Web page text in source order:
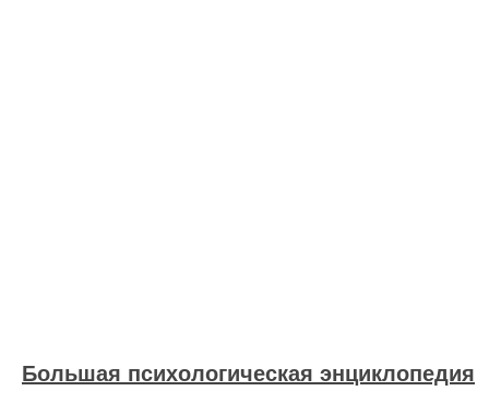
Большая психологическая энциклопедия